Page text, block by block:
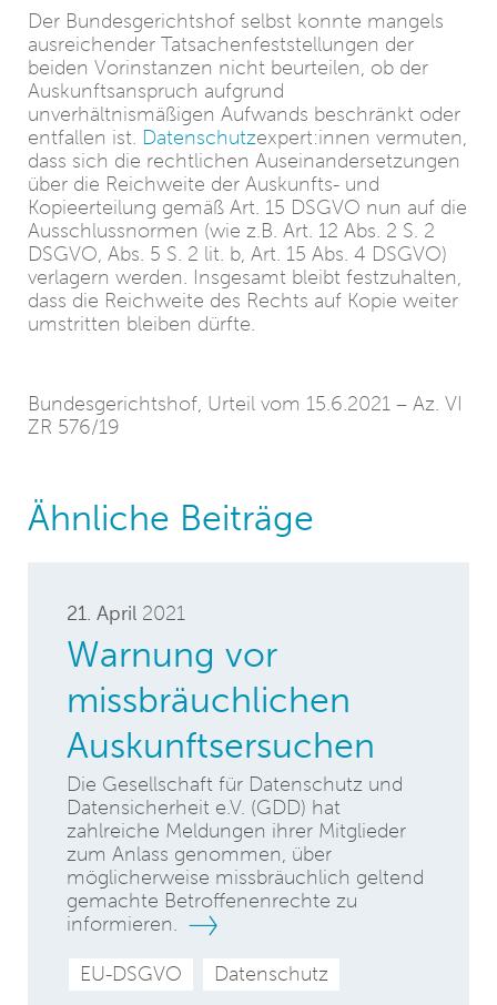
Der Bundesgerichtshof selbst konnte mangels
ausreichender Tatsachenfeststellungen der
beiden Vorinstanzen nicht beurteilen, ob der
Auskunftsanspruch aufgrund
unverhältnismäßigen Aufwands beschränkt oder
entfallen ist. Datenschutzexpert:innen vermuten,
dass sich die rechtlichen Auseinandersetzungen
über die Reichweite der Auskunfts- und
Kopieerteilung gemäß Art. 15 DSGVO nun auf die
Ausschlussnormen (wie z.B. Art. 12 Abs. 2 S. 2
DSGVO, Abs. 5 S. 2 lit. b, Art. 15 Abs. 4 DSGVO)
verlagern werden. Insgesamt bleibt festzuhalten,
dass die Reichweite des Rechts auf Kopie weiter
umstritten bleiben dürfte.
Bundesgerichtshof, Urteil vom 15.6.2021 – Az. VI
ZR 576/19
Ähnliche Beiträge
21. April 2021
Warnung vor
missbräuchlichen
Auskunftsersuchen
Die Gesellschaft für Datenschutz und
Datensicherheit e.V. (GDD) hat
zahlreiche Meldungen ihrer Mitglieder
zum Anlass genommen, über
möglicherweise missbräuchlich geltend
gemachte Betroffenenrechte zu
informieren.
EU-DSGVO Datenschutz